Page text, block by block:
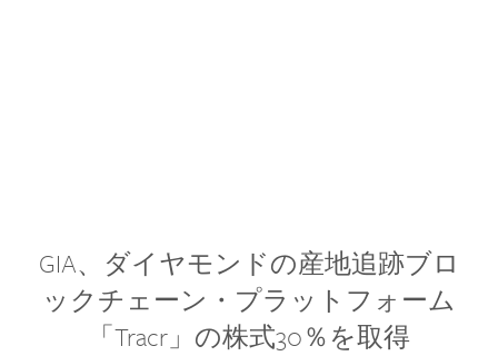
GIA、ダイヤモンドの産地追跡ブロ
ックチェーン・プラットフォーム
「Tracr」の株式30％を取得